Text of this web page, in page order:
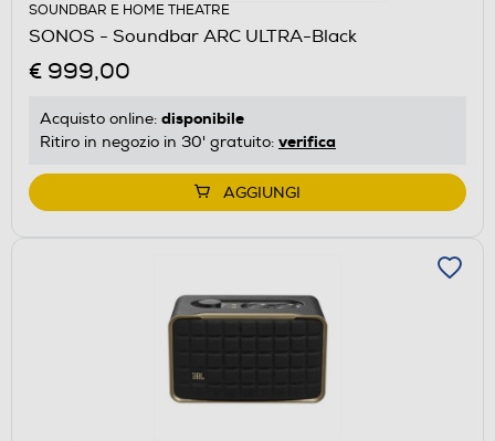
SOUNDBAR E HOME THEATRE
SONOS - Soundbar ARC ULTRA-Black
€ 999,00
Acquisto online: disponibile
Ritiro in negozio in 30' gratuito: verifica
AGGIUNGI